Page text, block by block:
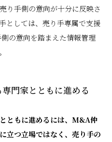
り手側の意向が十分に反映さ
としては、売り手専属で支援
の意向を踏まえた情報管理
門家とともに進める
ともに進めるには、M&A仲
立つ立場ではなく、売り手の